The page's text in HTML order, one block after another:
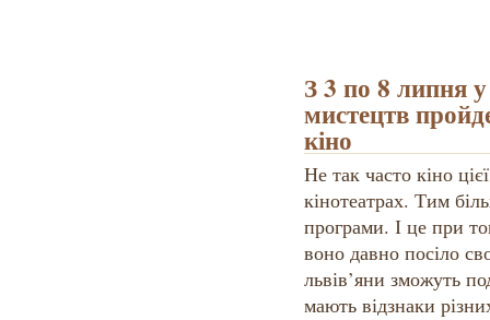
З 3 по 8 липня
мистецтв
кіно
Не так часто кіно
кінотеатрах. Тим
програми. І це при
воно давно посіло
львів’яни зможуть
мають відзнаки